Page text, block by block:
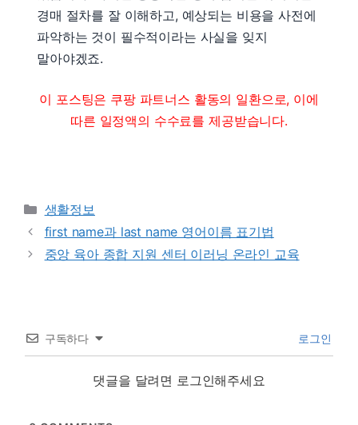
경매 절차를 잘 이해하고, 예상되는 비용을 사전에
파악하는 것이 필수적이라는 사실을 잊지
말아야겠죠.
이 포스팅은 쿠팡 파트너스 활동의 일환으로, 이에
따른 일정액의 수수료를 제공받습니다.
Categories
생활정보
first name과 last name 영어이름 표기법
중앙 육아 종합 지원 센터 이러닝 온라인 교육
구독하다 로그인
댓글을 달려면 로그인해주세요